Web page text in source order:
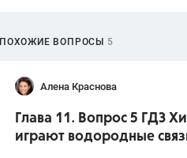
ПОХОЖИЕ ВОПРОСЫ 5
Алена Краснова
Глава 11. Вопрос 5 ГДЗ
играют водородные